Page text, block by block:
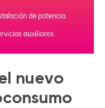
nuevo